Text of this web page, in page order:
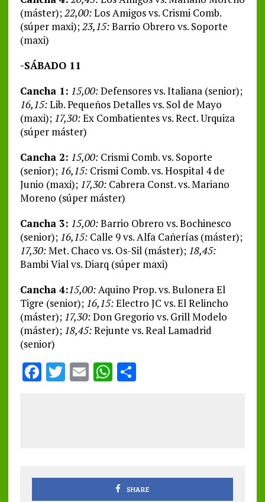
(máster);22,00:Los Amigos vs. Crismi Comb.
(súper maxi);23,15:Barrio Obrero vs. Soporte
(maxi)
-SÁBADO 11
Cancha 1: 15,00:Defensores vs. Italiana (senior);
16,15:Lib. Pequeños Detalles vs. Sol de Mayo
(maxi); 17,30:Ex Combatientes vs. Rect. Urquiza
(súper máster)
Cancha 2: 15,00:Crismi Comb. vs. Soporte
(senior); 16,15:Crismi Comb. vs. Hospital 4 de
Junio (maxi); 17,30:Cabrera Const. vs. Mariano
Moreno (súper máster)
Cancha 3: 15,00:Barrio Obrero vs. Bochinesco
(senior); 16,15:Calle 9 vs. Alfa Cañerías (máster);
17,30:Met. Chaco vs. Os-Sil (máster); 18,45:
Bambi Vial vs. Diarq (súper maxi)
Cancha 4:15,00:Aquino Prop. vs. Bulonera El
Tigre (senior); 16,15:Electro JC vs. El Relincho
(máster); 17,30:Don Gregorio vs. Grill Modelo
(máster); 18,45:Rejunte vs. Real Lamadrid
(senior)
F
k
T E W
p
S
SHARE